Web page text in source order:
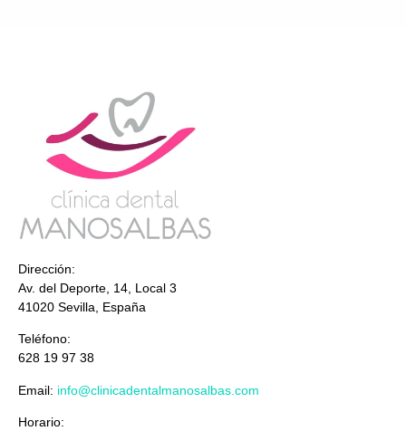
Dirección:
Av. del Deporte, 14, Local 3
41020 Sevilla, España
Teléfono:
628 19 97 38
Email: info@clinicadentalmanosalbas.com
Horario: